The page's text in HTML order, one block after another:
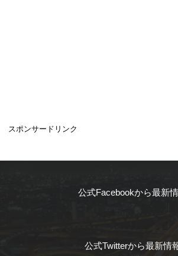
スポンサードリンク
公式Facebookから最新
公式Twitterから最新情